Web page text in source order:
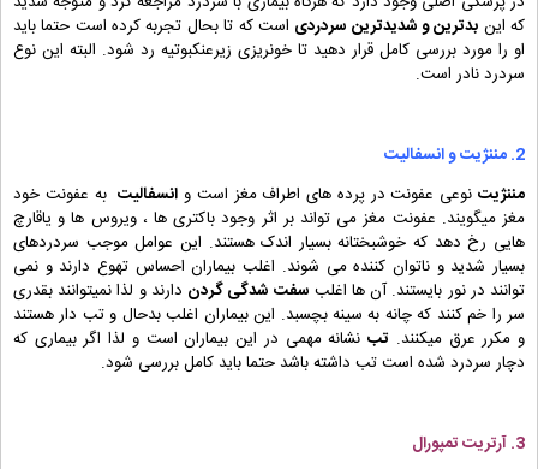
که این بدترین و شدیدترین سردردی است که تا بحال تجربه کرده است حتما باید
او را مورد بررسی کامل قرار دهید تا خونریزی زیرعنکبوتیه رد شود. البته این نوع
سردرد نادر است.
2. مننژیت وانسفالیت
مننژیتنوعی عفونت در پرده های اطراف مغز است و انسفالیتبه عفونت خود
مغز میگویند. عفونت مغز می تواند بر اثر وجود باکتری ها ، ویروس ها و یاقارچ
هایی رخ دهد که خوشبختانه بسیار اندک هستند. این عوامل موجب سردردهای
بسیار شدید و ناتوان کننده می شوند. اغلب بیماران احساس تهوع دارند و نمی
توانند در نور بایستند. آن ها اغلب سفت شدگی گردن دارند و لذا نمیتوانند بقدری
سر را خم کنند که چانه به سینه بچسبد. این بیماران اغلب بدحال و تب دار هستند
و مکرر عرق میکنند. تبنشانه مهمی در این بیماران است و لذا اگر بیماری که
دچار سردرد شده است تب داشته باشد حتما باید کامل بررسی شود.
3. آرتریت تمپورال